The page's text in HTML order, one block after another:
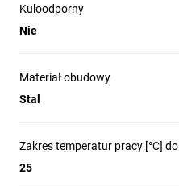
Kuloodporny
Nie
Materiał obudowy
Stal
Zakres temperatur pracy [°C] do
25